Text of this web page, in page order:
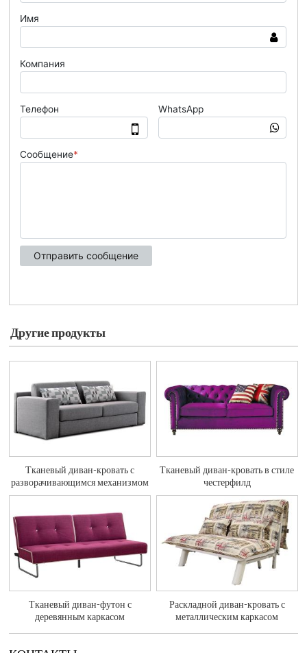
Другие продукты
Тканевый диван-кровать с
разворачивающимся механизмом
Тканевый диван-кровать в стиле
честерфилд
Тканевый диван-футон с
деревянным каркасом
Раскладной диван-кровать с
металлическим каркасом